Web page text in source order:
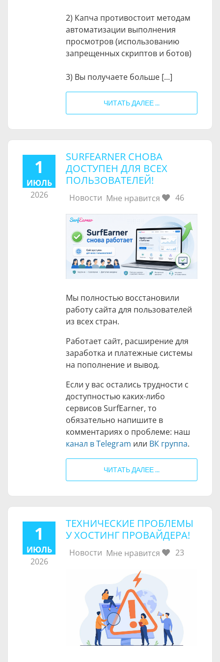
2) Капча противостоит методам
автоматизации выполнения
просмотров (использованию
запрещенных скриптов и ботов)
3) Вы получаете больше [...]
ЧИТАТЬ ДАЛЕЕ ...
1
ИЮЛЬ
2026
SURFEARNER СНОВА
ДОСТУПЕН ДЛЯ ВСЕХ
ПОЛЬЗОВАТЕЛЕЙ!
Новости Мне нравится 46
Мы полностью восстановили
работу сайта для пользователей
из всех стран.
Работает сайт, расширение для
заработка и платежные системы
на пополнение и вывод.
Если у вас остались трудности с
доступностью каких-либо
сервисов SurfEarner, то
обязательно напишите в
комментариях о проблеме: наш
канал в Telegram или ВК группа.
ЧИТАТЬ ДАЛЕЕ ...
1
ИЮЛЬ
2026
​ТЕХНИЧЕСКИЕ ПРОБЛЕМЫ
У ХОСТИНГ ПРОВАЙДЕРА!
Новости Мне нравится 23